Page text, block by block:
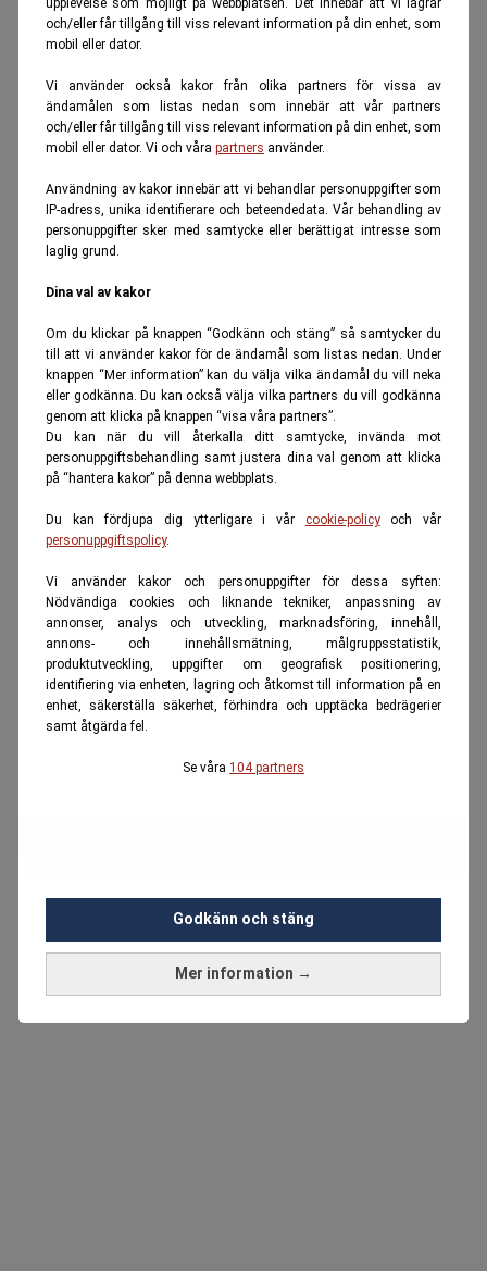
och/eller får tillgång till viss relevant information på din enhet, som
mobil eller dator.
Vi använder också kakor från olika partners för vissa av
ändamålen som listas nedan som innebär att vår partners
och/eller får tillgång till viss relevant information på din enhet, som
mobil eller dator. Vi och våra partners använder.
Användning av kakor innebär att vi behandlar personuppgifter som
IP-adress, unika identifierare och beteendedata. Vår behandling av
personuppgifter sker med samtycke eller berättigat intresse som
laglig grund.
Dina val av kakor
Om du klickar på knappen “Godkänn och stäng” så samtycker du
till att vi använder kakor för de ändamål som listas nedan. Under
knappen “Mer information” kan du välja vilka ändamål du vill neka
eller godkänna. Du kan också välja vilka partners du vill godkänna
genom att klicka på knappen “visa våra partners”.
Du kan när du vill återkalla ditt samtycke, invända mot
personuppgiftsbehandling samt justera dina val genom att klicka
på “hantera kakor” på denna webbplats.
Du kan fördjupa dig ytterligare i vår cookie-policyoch vår
personuppgiftspolicy.
Vi använder kakor och personuppgifter för dessa syften:
Nödvändiga cookies och liknande tekniker, anpassning av
annonser, analys och utveckling, marknadsföring, innehåll,
annons- och innehållsmätning, målgruppsstatistik,
produktutveckling, uppgifter om geografisk positionering,
identifiering via enheten, lagring och åtkomst till information på en
enhet, säkerställa säkerhet, förhindra och upptäcka bedrägerier
samt åtgärda fel.
Se våra 104 partners
Mer information →
Godkänn och stäng